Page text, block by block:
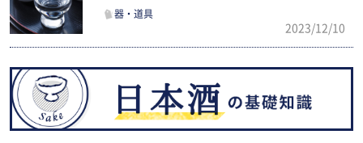
器・道具
2023/12/10